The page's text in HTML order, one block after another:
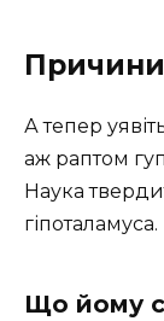
А тепер
аж раптом
Наука
гіпоталамуса.
Що йому